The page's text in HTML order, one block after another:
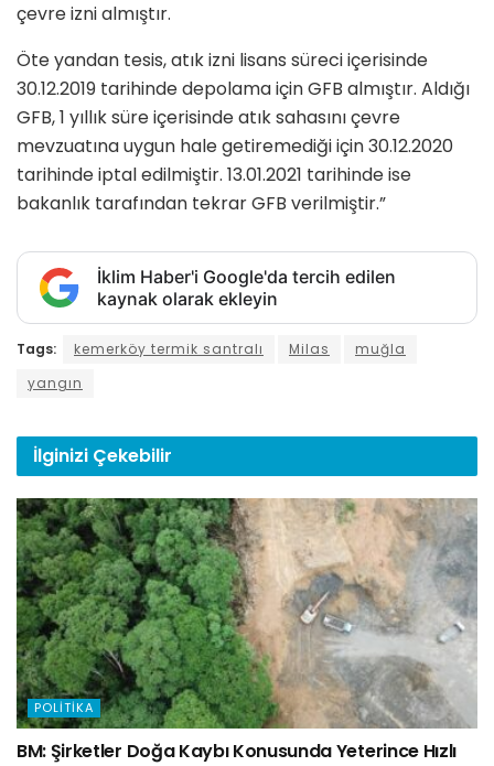
çevre izni almıştır.
Öte yandan tesis, atık izni lisans süreci içerisinde
30.12.2019 tarihinde depolama için GFB almıştır. Aldığı
GFB, 1 yıllık süre içerisinde atık sahasını çevre
mevzuatına uygun hale getiremediği için 30.12.2020
tarihinde iptal edilmiştir. 13.01.2021 tarihinde ise
bakanlık tarafından tekrar GFB verilmiştir.”
İklim Haber'i Google'da tercih edilen
kaynak olarak ekleyin
Tags: kemerköy termik santralı Milas
muğla
yangın
İlginizi Çekebilir
POLITIKA
BM: Şirketler Doğa Kaybı Konusunda Yeterince Hızlı